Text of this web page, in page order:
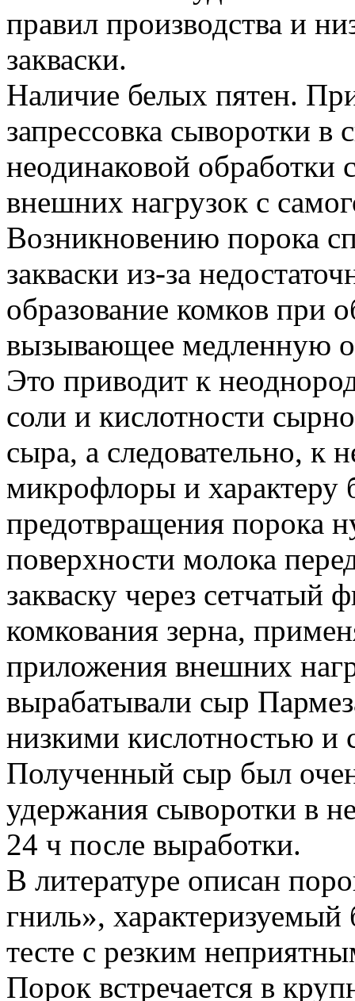
правил производства и
закваски.
Наличие белых пятен.
запрессовка сыворотки в
неодинаковой обработки
внешних нагрузок с
Возникновению порока
закваски из-за
образование комков при
вызывающее медленную
Это приводит к
соли и кислотности
сыра, а следовательно, к
микрофлоры и характеру
предотвращения порока
поверхности молока
закваску через сетчатый
комкования зерна,
приложения внешних
вырабатывали сыр
низкими кислотностью и
Полученный сыр был
удержания сыворотки в
24 ч после выработки.
В литературе описан
гниль»,
тесте с резким
Порок встречается в